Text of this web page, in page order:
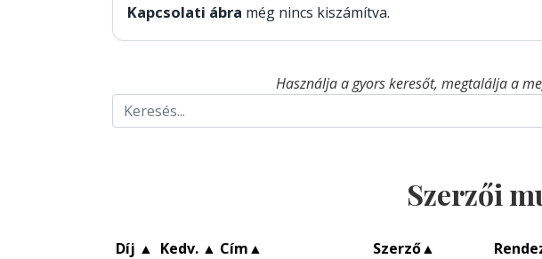
Kapcsolati ábra még nincs kiszámítva.
Használja a gyors keresőt, megtalálja a
Szerzői
Díj ▲ Kedv. ▲ Cím▲ Szerző▲